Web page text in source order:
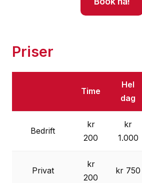
Priser
Time
Hel
dag
Bedrift
kr
200
kr
1.000
Privat
kr
200
kr 750